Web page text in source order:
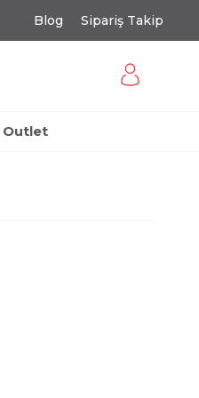
Blog Sipariş Takip
Outlet